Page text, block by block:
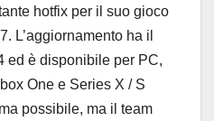
hotfix per il suo gioco
L’aggiornamento ha il
ed è disponibile per PC,
One e Series X / S
possibile, ma il team